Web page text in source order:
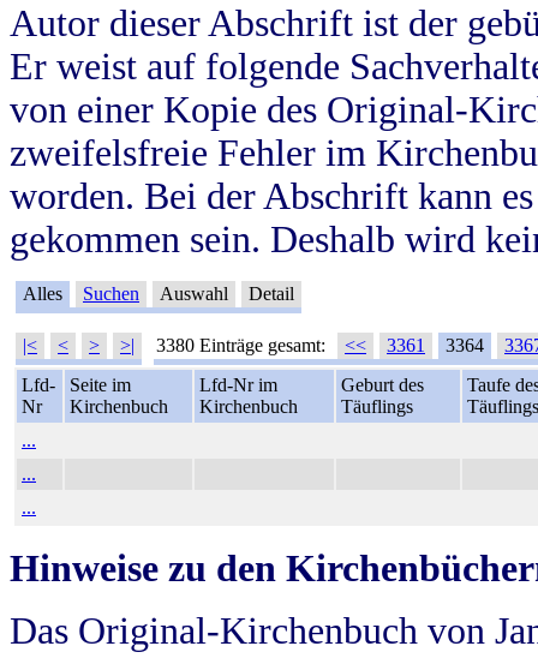
Autor dieser Abschrift ist der
Er weist auf folgende
von einer Kopie des Original-
zweifelsfreie Fehler im
worden. Bei der Abschrift kann
gekommen sein. Deshalb wird
Alles Suchen Auswahl Detail
|< < > >| 3380 Einträge gesamt: << 3361 3364
Lfd-
Nr
Seite im
Kirchenbuch
Lfd-Nr im
Kirchenbuch
Geburt des
Täuflings
Taufe
Täuflings
...
...
...
Hinweise zu den
Das Original-Kirchenbuch von